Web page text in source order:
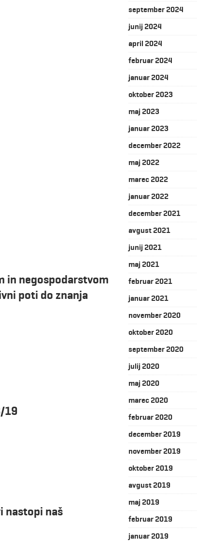
in negospodarstvom
poti do znanja
19
nastopi naš
september 2024
junij 2024
april 2024
februar 2024
januar 2024
oktober 2023
maj 2023
januar 2023
december 2022
maj 2022
marec 2022
januar 2022
december 2021
avgust 2021
junij 2021
maj 2021
februar 2021
januar 2021
november 2020
oktober 2020
september 2020
julij 2020
maj 2020
marec 2020
februar 2020
december 2019
november 2019
oktober 2019
avgust 2019
maj 2019
februar 2019
januar 2019